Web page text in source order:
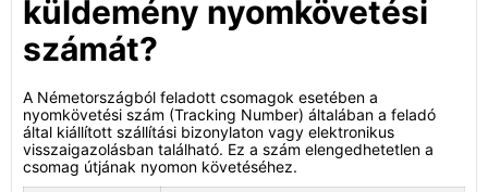
küldemény nyomkövetési
számát?
A Németországból feladott csomagok esetében a
nyomkövetési szám (Tracking Number) általában a feladó
által kiállított szállítási bizonylaton vagy elektronikus
visszaigazolásban található. Ez a szám elengedhetetlen a
csomag útjának nyomon követéséhez.